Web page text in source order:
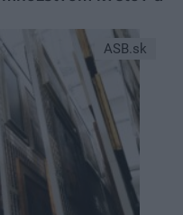
ASB.sk